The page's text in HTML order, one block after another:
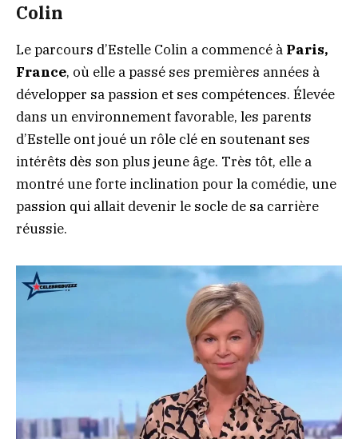
Colin
Le parcours d’Estelle Colin a commencé à Paris,
France, où elle a passé ses premières années à
développer sa passion et ses compétences. Élevée
dans un environnement favorable, les parents
d’Estelle ont joué un rôle clé en soutenant ses
intérêts dès son plus jeune âge. Très tôt, elle a
montré une forte inclination pour la comédie, une
passion qui allait devenir le socle de sa carrière
réussie.